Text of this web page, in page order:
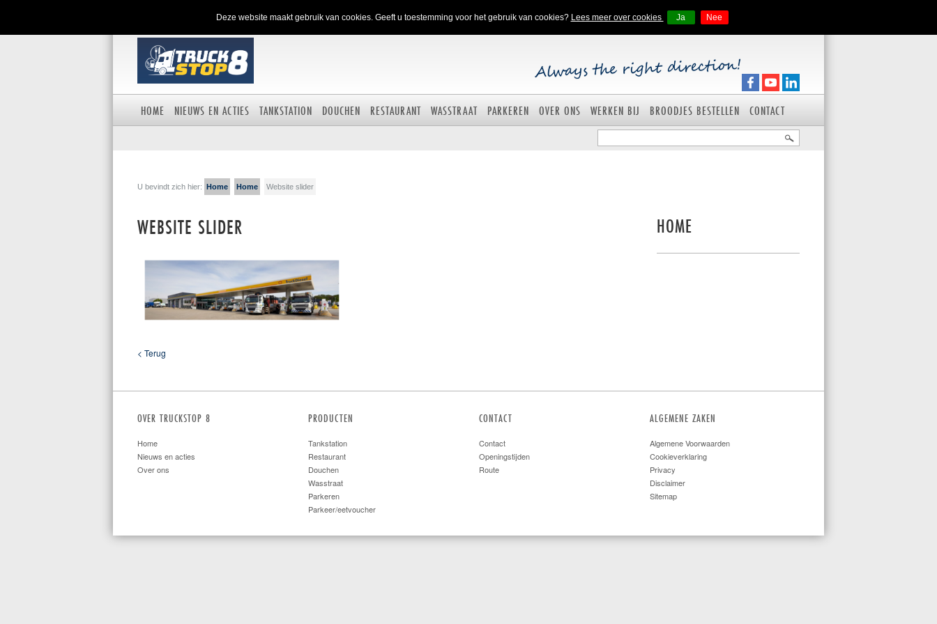
Deze website maakt gebruik van cookies. Geeft u toestemming voor het gebruik van cookies? Lees meer over cookies Ja Nee
HOME NIEUWS EN ACTIES TANKSTATION DOUCHEN RESTAURANT WASSTRAAT PARKEREN OVER ONS WERKEN BIJ BROODJES BESTELLEN CONTACT
U bevindt zich hier: Home Home Website slider
WEBSITE SLIDER
< Terug
HOME
OVER TRUCKSTOP 8
Home
Nieuws en acties
Over ons
PRODUCTEN
Tankstation
Restaurant
Douchen
Wasstraat
Parkeren
Parkeer/eetvoucher
CONTACT
Contact
Openingstijden
Route
ALGEMENE ZAKEN
Algemene Voorwaarden
Cookieverklaring
Privacy
Disclaimer
Sitemap